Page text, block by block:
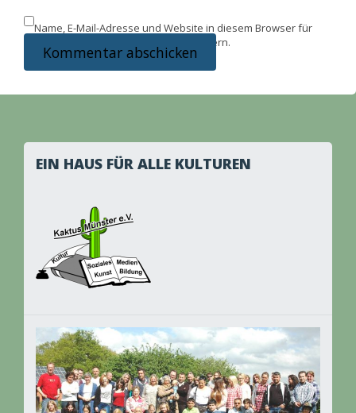
Name, E-Mail-Adresse und Website in diesem Browser für
meinen nächsten Kommentar speichern.
EIN HAUS FÜR ALLE KULTUREN